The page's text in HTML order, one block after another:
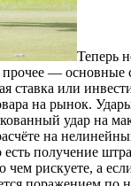
Теперь
— основные
ставка или
на рынок.
удар на
на
получение
чем рискуете, а